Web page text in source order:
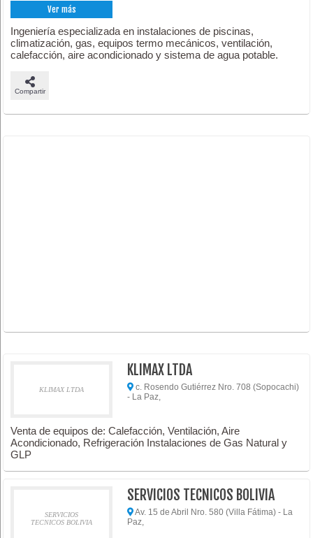
Ver más
Ingeniería especializada en instalaciones de piscinas,
climatización, gas, equipos termo mecánicos, ventilación,
calefacción, aire acondicionado y sistema de agua potable.
Compartir
KLIMAX LTDA
KLIMAX LTDA
c. Rosendo Gutiérrez Nro. 708 (Sopocachi)
- La Paz,
Venta de equipos de: Calefacción, Ventilación, Aire
Acondicionado, Refrigeración Instalaciones de Gas Natural y
GLP
SERVICIOS
TECNICOS BOLIVIA
SERVICIOS TECNICOS BOLIVIA
Av. 15 de Abril Nro. 580 (Villa Fátima) - La
Paz,